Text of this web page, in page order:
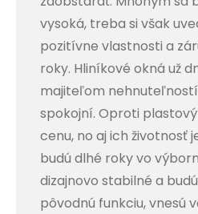
vysoká, treba si však
pozitívne vlastnosti a
roky. Hliníkové okná už
majiteľom nehnuteľností
spokojní. Oproti
cenu, no aj ich životnosť
budú dlhé roky vo
dizajnovo stabilné a
pôvodnú funkciu, vnesú